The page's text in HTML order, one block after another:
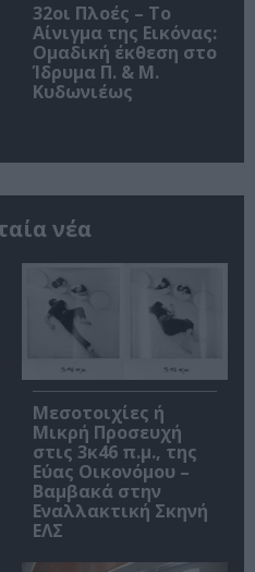
32οι Πλοές – Το
Αίνιγμα της Εικόνας:
Ομαδική έκθεση στο
Ίδρυμα Π. & Μ.
Κυδωνιέως
νέα
Μεσοτοιχίες ή
Μικρή Προσευχή
στις 3κ46 π.μ., της
Εύας Οικονόμου –
Βαμβακά στην
Εναλλακτική Σκηνή
ΕΛΣ